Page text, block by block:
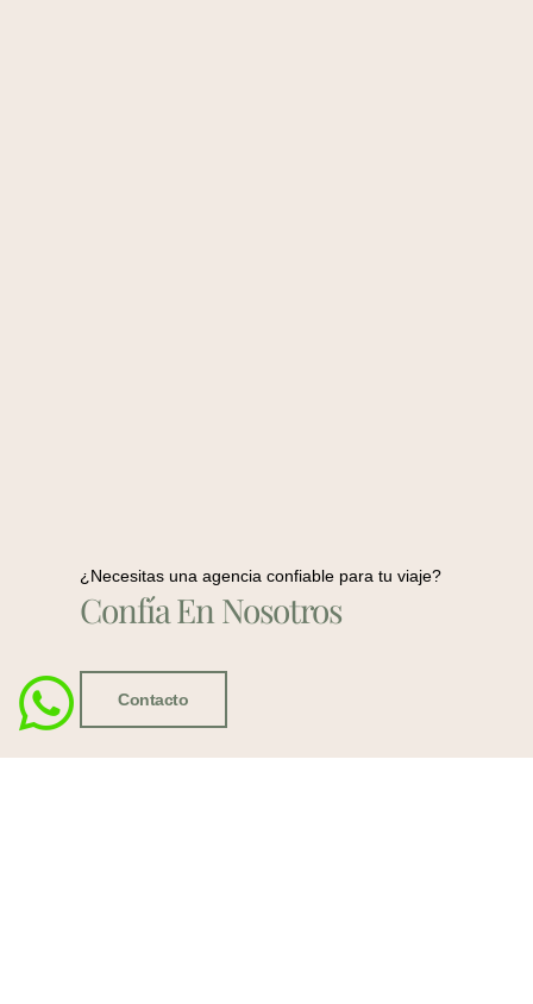
¿Necesitas una agencia confiable para tu viaje?
Confía En Nosotros
Contacto